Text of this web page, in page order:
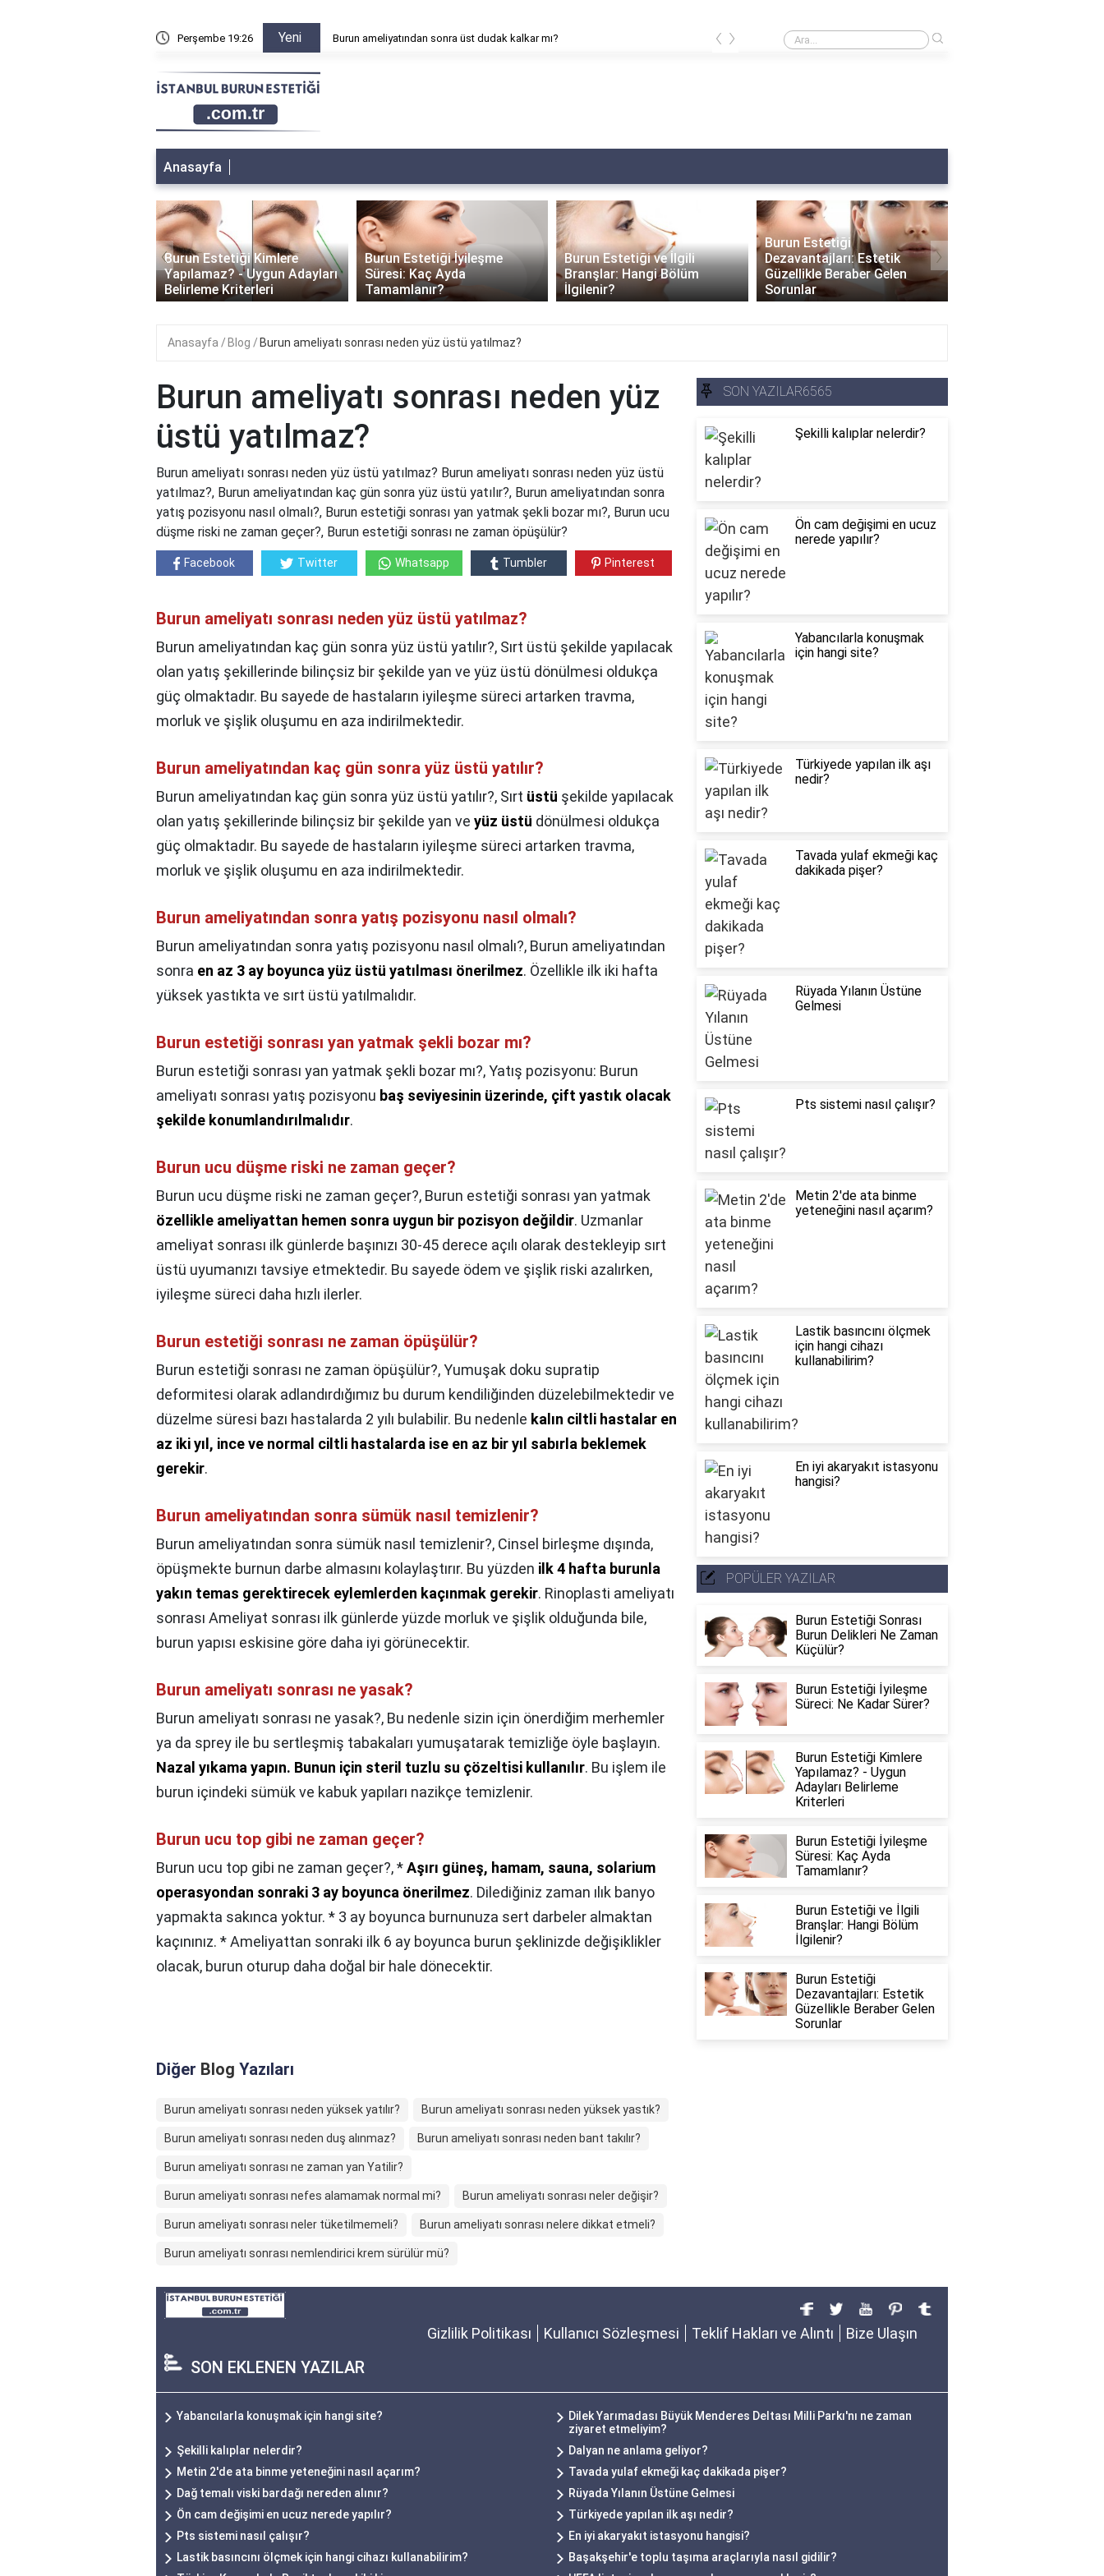
Perşembe 19:26 Yeni Burun ameliyatından sonra üst dudak kalkar mı? Burnumda et var ne yapmalıyım?
‹ ›
Anasayfa
Burun Estetiği Kimlere
Yapılamaz? - Uygun Adayları
Belirleme Kriterleri
Burun Estetiği İyileşme
Süresi: Kaç Ayda
Tamamlanır?
Burun Estetiği ve İlgili
Branşlar: Hangi Bölüm
İlgilenir?
Burun Estetiği
Dezavantajları: Estetik
Güzellikle Beraber Gelen
Sorunlar
‹ ›
Anasayfa Blog Burun ameliyatı sonrası neden yüz üstü yatılmaz?
Burun ameliyatı sonrası neden yüz
üstü yatılmaz?
Burun ameliyatı sonrası neden yüz üstü yatılmaz? Burun ameliyatı sonrası neden yüz üstü
yatılmaz?, Burun ameliyatından kaç gün sonra yüz üstü yatılır?, Burun ameliyatından sonra
yatış pozisyonu nasıl olmalı?, Burun estetiği sonrası yan yatmak şekli bozar mı?, Burun ucu
düşme riski ne zaman geçer?, Burun estetiği sonrası ne zaman öpüşülür?
Facebook Twitter Whatsapp Tumbler Pinterest
Burun ameliyatı sonrası neden yüz üstü yatılmaz?
Burun ameliyatından kaç gün sonra yüz üstü yatılır?, Sırt üstü şekilde yapılacak
olan yatış şekillerinde bilinçsiz bir şekilde yan ve yüz üstü dönülmesi oldukça
güç olmaktadır. Bu sayede de hastaların iyileşme süreci artarken travma,
morluk ve şişlik oluşumu en aza indirilmektedir.
Burun ameliyatından kaç gün sonra yüz üstü yatılır?
Burun ameliyatından kaç gün sonra yüz üstü yatılır?, Sırt üstü şekilde yapılacak
olan yatış şekillerinde bilinçsiz bir şekilde yan ve yüz üstü dönülmesi oldukça
güç olmaktadır. Bu sayede de hastaların iyileşme süreci artarken travma,
morluk ve şişlik oluşumu en aza indirilmektedir.
Burun ameliyatından sonra yatış pozisyonu nasıl olmalı?
Burun ameliyatından sonra yatış pozisyonu nasıl olmalı?, Burun ameliyatından
sonra en az 3 ay boyunca yüz üstü yatılması önerilmez. Özellikle ilk iki hafta
yüksek yastıkta ve sırt üstü yatılmalıdır.
Burun estetiği sonrası yan yatmak şekli bozar mı?
Burun estetiği sonrası yan yatmak şekli bozar mı?,Yatış pozisyonu: Burun
ameliyatı sonrası yatış pozisyonu baş seviyesinin üzerinde, çift yastık olacak
şekilde konumlandırılmalıdır.
Burun ucu düşme riski ne zaman geçer?
Burun ucu düşme riski ne zaman geçer?, Burun estetiği sonrası yan yatmak
özellikle ameliyattan hemen sonra uygun bir pozisyon değildir. Uzmanlar
ameliyat sonrası ilk günlerde başınızı 30-45 derece açılı olarak destekleyip sırt
üstü uyumanızı tavsiye etmektedir. Bu sayede ödem ve şişlik riski azalırken,
iyileşme süreci daha hızlı ilerler.
Burun estetiği sonrası ne zaman öpüşülür?
Burun estetiği sonrası ne zaman öpüşülür?,Yumuşak doku supratip
deformitesi olarak adlandırdığımız bu durum kendiliğinden düzelebilmektedir ve
düzelme süresi bazı hastalarda 2 yılı bulabilir. Bu nedenle kalın ciltli hastalar en
az iki yıl, ince ve normal ciltli hastalarda ise en az bir yıl sabırla beklemek
gerekir.
Burun ameliyatından sonra sümük nasıl temizlenir?
Burun ameliyatından sonra sümük nasıl temizlenir?, Cinsel birleşme dışında,
öpüşmekte burnun darbe almasını kolaylaştırır. Bu yüzden ilk 4 hafta burunla
yakın temas gerektirecek eylemlerden kaçınmak gerekir. Rinoplasti ameliyatı
sonrası Ameliyat sonrası ilk günlerde yüzde morluk ve şişlik olduğunda bile,
burun yapısı eskisine göre daha iyi görünecektir.
Burun ameliyatı sonrası ne yasak?
Burun ameliyatı sonrası ne yasak?, Bu nedenle sizin için önerdiğim merhemler
ya da sprey ile bu sertleşmiş tabakaları yumuşatarak temizliğe öyle başlayın.
Nazal yıkama yapın. Bunun için steril tuzlu su çözeltisi kullanılır. Bu işlem ile
burun içindeki sümük ve kabuk yapıları nazikçe temizlenir.
Burun ucu top gibi ne zaman geçer?
Burun ucu top gibi ne zaman geçer?,*Aşırı güneş, hamam, sauna, solarium
operasyondan sonraki 3 ay boyunca önerilmez. Dilediğiniz zaman ılık banyo
yapmakta sakınca yoktur. * 3 ay boyunca burnunuza sert darbeler almaktan
kaçınınız. * Ameliyattan sonraki ilk 6 ay boyunca burun şeklinizde değişiklikler
olacak, burun oturup daha doğal bir hale dönecektir.
Diğer Blog Yazıları
Burun ameliyatı sonrası neden yüksek yatılır? Burun ameliyatı sonrası neden yüksek yastık?
Burun ameliyatı sonrası neden duş alınmaz? Burun ameliyatı sonrası neden bant takılır?
Burun ameliyatı sonrası ne zaman yan Yatilir?
Burun ameliyatı sonrası nefes alamamak normal mi? Burun ameliyatı sonrası neler değişir?
Burun ameliyatı sonrası neler tüketilmemeli? Burun ameliyatı sonrası nelere dikkat etmeli?
Burun ameliyatı sonrası nemlendirici krem sürülür mü?
SON YAZILAR6565
Şekilli kalıplar nelerdir?
Ön cam değişimi en ucuz
nerede yapılır?
Yabancılarla konuşmak
için hangi site?
Türkiyede yapılan ilk aşı
nedir?
Tavada yulaf ekmeği kaç
dakikada pişer?
Rüyada Yılanın Üstüne
Gelmesi
Pts sistemi nasıl çalışır?
Metin 2'de ata binme
yeteneğini nasıl açarım?
Lastik basıncını ölçmek
için hangi cihazı
kullanabilirim?
En iyi akaryakıt istasyonu
hangisi?
POPÜLER YAZILAR
Burun Estetiği Sonrası
Burun Delikleri Ne Zaman
Küçülür?
Burun Estetiği İyileşme
Süreci: Ne Kadar Sürer?
Burun Estetiği Kimlere
Yapılamaz? - Uygun
Adayları Belirleme
Kriterleri
Burun Estetiği İyileşme
Süresi: Kaç Ayda
Tamamlanır?
Burun Estetiği ve İlgili
Branşlar: Hangi Bölüm
İlgilenir?
Burun Estetiği
Dezavantajları: Estetik
Güzellikle Beraber Gelen
Sorunlar
Gizlilik Politikası Kullanıcı Sözleşmesi Teklif Hakları ve Alıntı Bize Ulaşın
SON EKLENEN YAZILAR
Yabancılarla konuşmak için hangi site?
Dilek Yarımadası Büyük Menderes Deltası Milli Parkı'nı ne zaman
ziyaret etmeliyim?
Şekilli kalıplar nelerdir?
Dalyan ne anlama geliyor?
Metin 2'de ata binme yeteneğini nasıl açarım?
Tavada yulaf ekmeği kaç dakikada pişer?
Dağ temalı viski bardağı nereden alınır?
Rüyada Yılanın Üstüne Gelmesi
Ön cam değişimi en ucuz nerede yapılır?
Türkiyede yapılan ilk aşı nedir?
Pts sistemi nasıl çalışır?
En iyi akaryakıt istasyonu hangisi?
Lastik basıncını ölçmek için hangi cihazı kullanabilirim?
Başakşehir'e toplu taşıma araçlarıyla nasıl gidilir?